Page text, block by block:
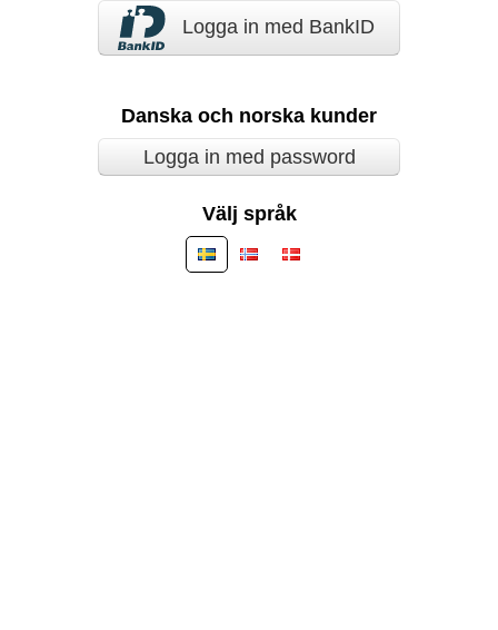
Logga in med BankID
Danska och norska kunder
Logga in med password
Välj språk